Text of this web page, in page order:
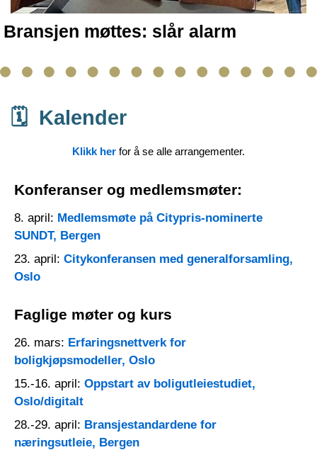
Bransjen møttes: slår alarm
🗓️ Kalender
Klikk her for å se alle arrangementer.
Konferanser og medlemsmøter:
8. april: Medlemsmøte på Citypris-nominerte
SUNDT, Bergen
23. april: Citykonferansen med generalforsamling,
Oslo
Faglige møter og kurs
26. mars: Erfaringsnettverk for
boligkjøpsmodeller, Oslo
15.-16. april: Oppstart av boligutleiestudiet,
Oslo/digitalt
28.-29. april: Bransjestandardene for
næringsutleie, Bergen